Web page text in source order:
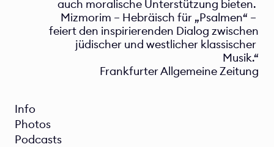
auch moralische Unterstützung bieten.
Mizmorim – Hebräisch für „Psalmen“ –
feiert den inspirierenden Dialog zwischen
jüdischer und westlicher klassischer
Musik.“
Frankfurter Allgemeine Zeitung
Info
Photos
Podcasts